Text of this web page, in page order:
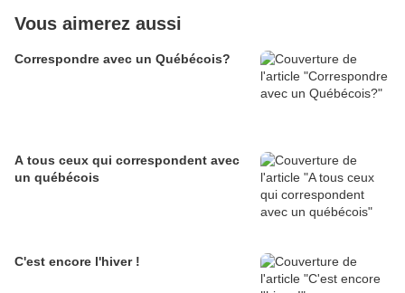
Vous aimerez aussi
Correspondre avec un Québécois?
A tous ceux qui correspondent avec
un québécois
C'est encore l'hiver !